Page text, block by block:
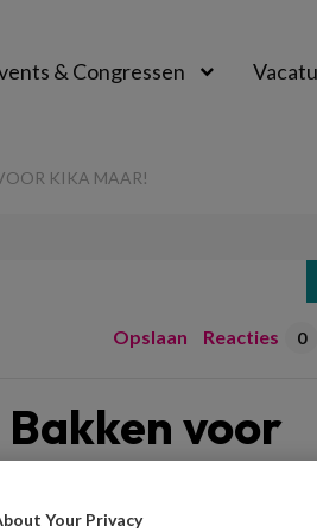
& Congressen
KIKA MAAR!
Opslaan Reacties 0
voor
Your Privacy